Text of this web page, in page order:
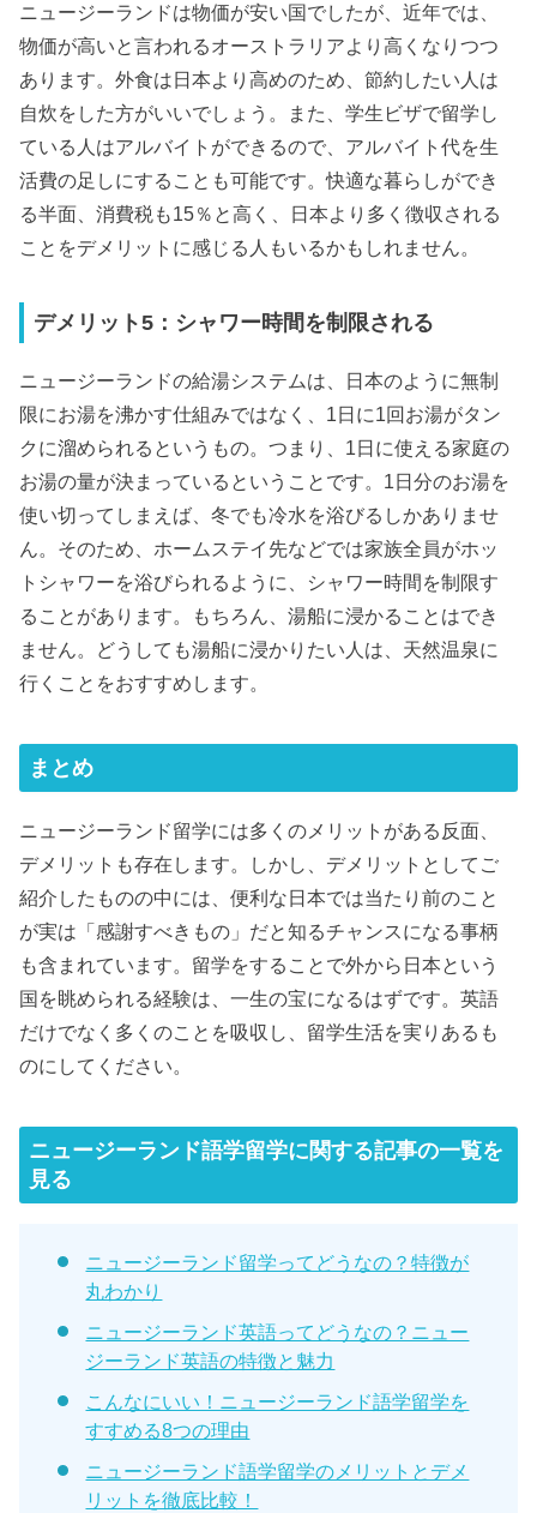
ニュージーランドは物価が安い国でしたが、近年では、
物価が高いと言われるオーストラリアより高くなりつつ
あります。外食は日本より高めのため、節約したい人は
自炊をした方がいいでしょう。また、学生ビザで留学し
ている人はアルバイトができるので、アルバイト代を生
活費の足しにすることも可能です。快適な暮らしができ
る半面、消費税も15％と高く、日本より多く徴収される
ことをデメリットに感じる人もいるかもしれません。
デメリット5：シャワー時間を制限される
ニュージーランドの給湯システムは、日本のように無制
限にお湯を沸かす仕組みではなく、1日に1回お湯がタン
クに溜められるというもの。つまり、1日に使える家庭の
お湯の量が決まっているということです。1日分のお湯を
使い切ってしまえば、冬でも冷水を浴びるしかありませ
ん。そのため、ホームステイ先などでは家族全員がホッ
トシャワーを浴びられるように、シャワー時間を制限す
ることがあります。もちろん、湯船に浸かることはでき
ません。どうしても湯船に浸かりたい人は、天然温泉に
行くことをおすすめします。
まとめ
ニュージーランド留学には多くのメリットがある反面、
デメリットも存在します。しかし、デメリットとしてご
紹介したものの中には、便利な日本では当たり前のこと
が実は「感謝すべきもの」だと知るチャンスになる事柄
も含まれています。留学をすることで外から日本という
国を眺められる経験は、一生の宝になるはずです。英語
だけでなく多くのことを吸収し、留学生活を実りあるも
のにしてください。
ニュージーランド語学留学に関する記事の一覧を
見る
ニュージーランド留学ってどうなの？特徴が
丸わかり
ニュージーランド英語ってどうなの？ニュー
ジーランド英語の特徴と魅力
こんなにいい！ニュージーランド語学留学を
すすめる8つの理由
ニュージーランド語学留学のメリットとデメ
リットを徹底比較！